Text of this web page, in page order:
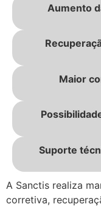
Aumento
Maior
Suporte
A Sanctis realiza
corretiva,